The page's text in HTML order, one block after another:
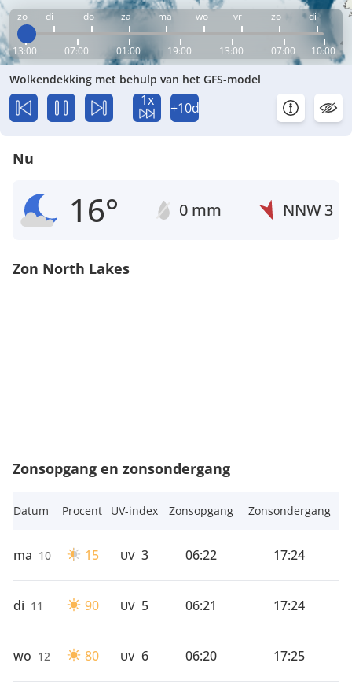
zo di do za ma wo vr zo di
13:00 07:00 01:00 19:00 13:00 07:00 10:00
Wolkendekking met behulp van het GFS-model
1x +10d
Nu
16° 0 mm NNW3
Zon North Lakes
Zonsopgang en zonsondergang
Datum Procent UV-index Zonsopgang Zonsondergang
ma 10 15 UV 3 06:22 17:24
di 11 90 UV 5 06:21 17:24
wo 12 80 UV 6 06:20 17:25